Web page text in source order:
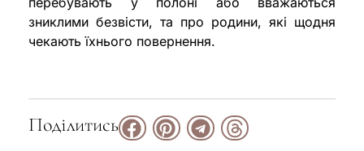
зниклими безвісти, та про родини, які щодня
чекають їхнього повернення.
Поділитись